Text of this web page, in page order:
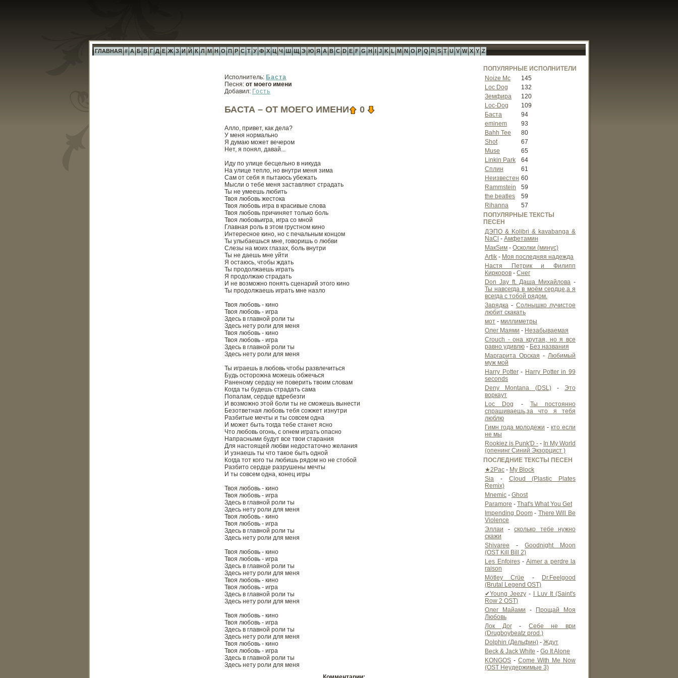
ГЛАВНАЯ # А Б В Г Д Е Ж З И Й К Л М Н О П Р С Т У Ф Х Ц Ч Ш Щ Э Ю Я A B C D E F G H I J K L M N O P Q R S T U V W X Y Z
Исполнитель: Баста
Песня: от моего имени
Добавил: Гость
БАСТА – ОТ МОЕГО ИМЕНИ 0
Алло, привет, как дела?
У меня нормально
Я думаю может вечером
Нет, я понял, давай...
Иду по улице бесцельно в никуда
На улице тепло, но внутри меня зима
Сам от себя я пытаюсь убежать
Мысли о тебе меня заставляют страдать
Ты не умеешь любить
Твоя любовь жестока
Твоя любовь игра в красивые слова
Твоя любовь причиняет только боль
Твоя любовьигра, игра со мной
Главная роль в этом грустном кино
Интересное кино, но с печальным концом
Ты улыбаешься мне, говоришь о любви
Слезы на моих глазах, боль внутри
Ты не даешь мне уйти
Я остаюсь, чтобы ждать
Ты продолжаешь играть
Я продолжаю страдать
И не возможно понять сценарий этого кино
Ты продолжаешь играть мне назло
Твоя любовь - кино
Твоя любовь - игра
Здесь в главной роли ты
Здесь нету роли для меня
Твоя любовь - кино
Твоя любовь - игра
Здесь в главной роли ты
Здесь нету роли для меня
Ты играешь в любовь чтобы развлечиться
Будь осторожна можешь обжечься
Раненому сердцу не поверить твоим словам
Когда ты будешь страдать сама
Попалам, сердце вдребезги
И возможно этой боли ты не сможешь вынести
Безответная любовь тебя сожжет изнутри
Разбитые мечты и ты совсем одна
И может быть тогда тебе станет ясно
Что любовь огонь, с огнем играть опасно
Напрасными будут все твои старания
Для настоящей любви недостаточно желания
И узнаешь ты что такое быть одной
Когда тот кого ты любишь рядом но не стобой
Разбито сердце разрушены мечты
И ты совсем одна, конец игры
Твоя любовь - кино
Твоя любовь - игра
Здесь в главной роли ты
Здесь нету роли для меня
Твоя любовь - кино
Твоя любовь - игра
Здесь в главной роли ты
Здесь нету роли для меня
Твоя любовь - кино
Твоя любовь - игра
Здесь в главной роли ты
Здесь нету роли для меня
Твоя любовь - кино
Твоя любовь - игра
Здесь в главной роли ты
Здесь нету роли для меня
Твоя любовь - кино
Твоя любовь - игра
Здесь в главной роли ты
Здесь нету роли для меня
Твоя любовь - кино
Твоя любовь - игра
Здесь в главной роли ты
Здесь нету роли для меня
ПОПУЛЯРНЫЕ ИСПОЛНИТЕЛИ
Noize Mc
145
Loc Dog
132
Земфира
120
Loc-Dog
109
Баста
94
eminem
93
Bahh Tee
80
Shot
67
Muse
65
Linkin Park
64
Сплин
61
Неизвестен 60
Rammstein
59
the beatles
59
Rihanna
57
ПОПУЛЯРНЫЕ ТЕКСТЫ
ПЕСЕН
ДЭПО & Kolibri & kavabanga &
NaCl - Амфетамин
МакSим - Осколки (минус)
Artik - Моя последняя надежда
Настя Петрик и Филипп
Киркоров - Снег
Don Jay ft. Даша Михайлова -
Ты навсегда в моём сердце,а я
всегда с тобой рядом.
Зарядка - Солнышко лучистое
любит скакать
мот - миллиметры
Олег Маями - Незабываемая
Crouch - она крутая, но я все
равно удивлю - Без названия
Маргарита Орская - Любимый
муж мой
Harry Potter- Harry Potter in 99
seconds
Deny Montana (DSL)- Это
воркаут
Loc Dog - Ты постоянно
спрашиваешь,за что я тебя
люблю
Гимн года молодежи - кто если
не мы
Rookiez is Punk'D - - In My World
(опенинг Синий Экзорцист )
ПОСЛЕДНИЕ ТЕКСТЫ ПЕСЕН
★2Pac - My Block
Sia - Cloud (Plastic Plates
Remix)
Mnemic - Ghost
Paramore - That's What You Get
Impending Doom- There Will Be
Violence
Эллаи - сколько тебе нужно
скажи
Shivaree - Goodnight Moon
(OST Kill Bill 2)
Les Enfoires- Aimer a perdre la
raison
Mötley Crüe -
Dr.Feelgood
(Brutal Legend OST)
✔Young Jeezy -
I Luv It (Saint's
Row 2 OST)
Олег Майами -
Прощай Моя
Любовь
Лок Дог- Себе не ври
(Drugboybeatz prod.)
Dolphin (Дельфин) - Ждут
Beck & Jack White - Go It Alone
KONGOS - Come With Me Now
(OST Неудержимые 3)